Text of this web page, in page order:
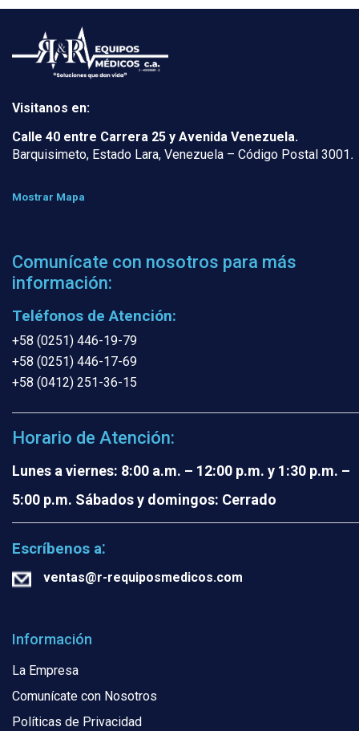
Visitanos en:
Calle 40 entre Carrera 25 y Avenida Venezuela.
Barquisimeto, Estado Lara, Venezuela – Código Postal 3001.
Mostrar Mapa
Comunícate con nosotros para más
información:
Teléfonos de Atención:
+58 (0251) 446-19-79
+58 (0251) 446-17-69
+58 (0412) 251-36-15
Horario de Atención:
Lunes a viernes: 8:00 a.m. – 12:00 p.m. y 1:30 p.m. –
5:00 p.m. Sábados y domingos: Cerrado
Escríbenos a:
ventas@r-requiposmedicos.com
Información
La Empresa
Comunícate con Nosotros
Políticas de Privacidad